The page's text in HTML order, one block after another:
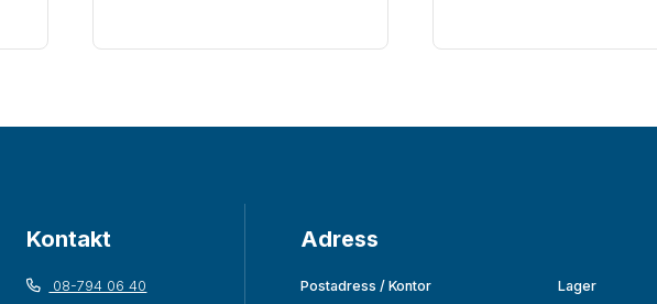
Kontakt
08-794 06 40
Adress
Postadress / Kontor
Lager